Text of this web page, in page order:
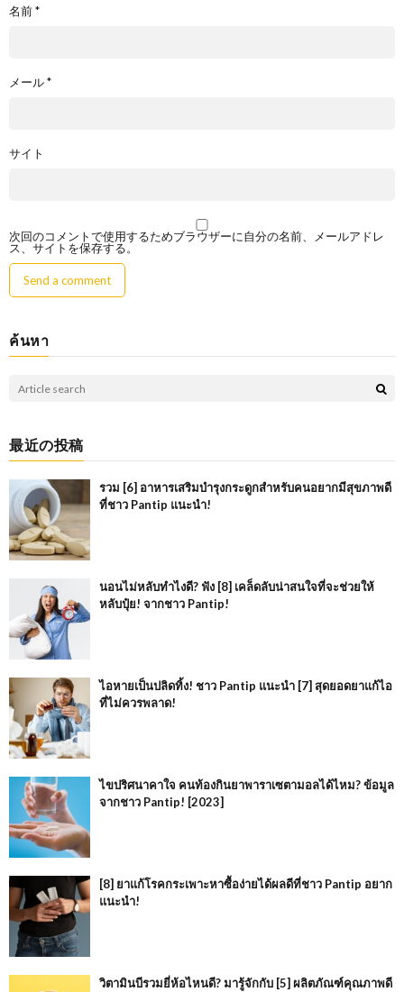
名前*
メール*
サイト
次回のコメントで使用するためブラウザーに自分の名前、メールアドレ
ス、サイトを保存する。
ค้นหา
最近の投稿
รวม [6] อาหารเสริมบำรุงกระดูกสำหรับคนอยากมีสุขภาพดี
ที่ชาว Pantip แนะนำ!
นอนไม่หลับทำไงดี? ฟัง [8] เคล็ดลับน่าสนใจที่จะช่วยให้
หลับปุ๋ย! จากชาว Pantip!
ไอหายเป็นปลิดทิ้ง! ชาว Pantip แนะนำ [7] สุดยอดยาแก้ไอ
ที่ไม่ควรพลาด!
ไขปริศนาคาใจ คนท้องกินยาพาราเซตามอลได้ไหม? ข้อมูล
จากชาว Pantip! [2023]
[8] ยาแก้โรคกระเพาะหาซื้อง่ายได้ผลดีที่ชาว Pantip อยาก
แนะนำ!
วิตามินบีรวมยี่ห้อไหนดี? มารู้จักกับ [5] ผลิตภัณฑ์คุณภาพดี